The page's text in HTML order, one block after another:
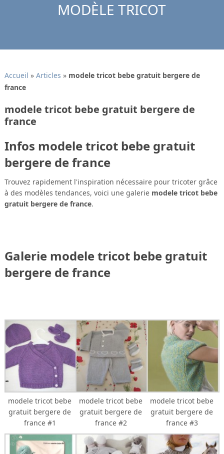
MODÈLE TRICOT
Accueil » Articles » modele tricot bebe gratuit bergere de
france
modele tricot bebe gratuit bergere de
france
Infos modele tricot bebe gratuit
bergere de france
Trouvez rapidement l'inspiration nécessaire pour tricoter grâce
à des modèles tendances, voici une galerie modele tricot bebe
gratuit bergere de france.
Galerie modele tricot bebe gratuit
bergere de france
modele tricot bebe
gratuit bergere de
france #1
modele tricot bebe
gratuit bergere de
france #2
modele tricot bebe
gratuit bergere de
france #3